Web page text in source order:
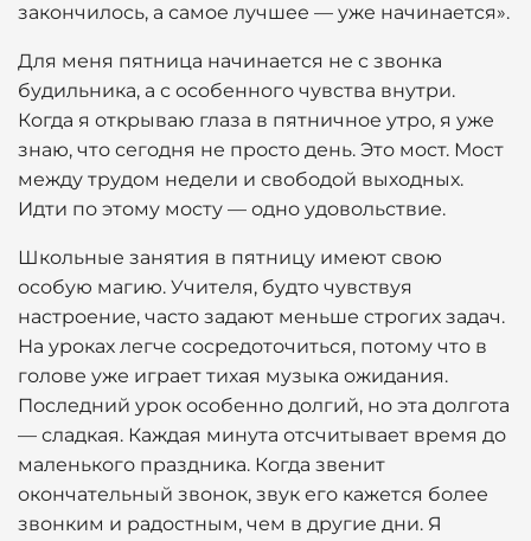
закончилось, а самое лучшее — уже начинается».
Для меня пятница начинается не с звонка
будильника, а с особенного чувства внутри.
Когда я открываю глаза в пятничное утро, я уже
знаю, что сегодня не просто день. Это мост. Мост
между трудом недели и свободой выходных.
Идти по этому мосту — одно удовольствие.
Школьные занятия в пятницу имеют свою
особую магию. Учителя, будто чувствуя
настроение, часто задают меньше строгих задач.
На уроках легче сосредоточиться, потому что в
голове уже играет тихая музыка ожидания.
Последний урок особенно долгий, но эта долгота
— сладкая. Каждая минута отсчитывает время до
маленького праздника. Когда звенит
окончательный звонок, звук его кажется более
звонким и радостным, чем в другие дни. Я